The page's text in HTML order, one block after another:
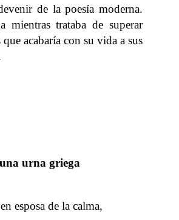
de la poesía moderna.
mientras trataba de superar
acabaría con su vida a sus
urna griega
esposa de la calma,